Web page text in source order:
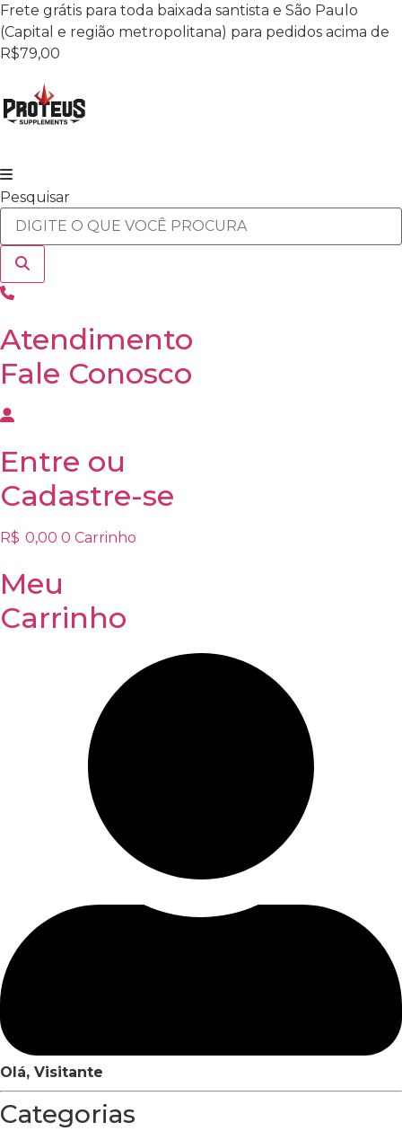
Ir
para
o
Frete grátis para toda baixada santista e São Paulo
(Capital e região metropolitana) para pedidos acima de
R$79,00
Pesquisar
Atendimento
Fale Conosco
Entre ou
Cadastre-se
R$ 0,00 0 Carrinho
Meu
Carrinho
Olá, Visitante
Categorias